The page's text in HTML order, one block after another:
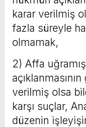
karar verilmiş
fazla süreyle
olmamak,
2) Affa
verilmiş olsa
karşı suçlar,
düzenin